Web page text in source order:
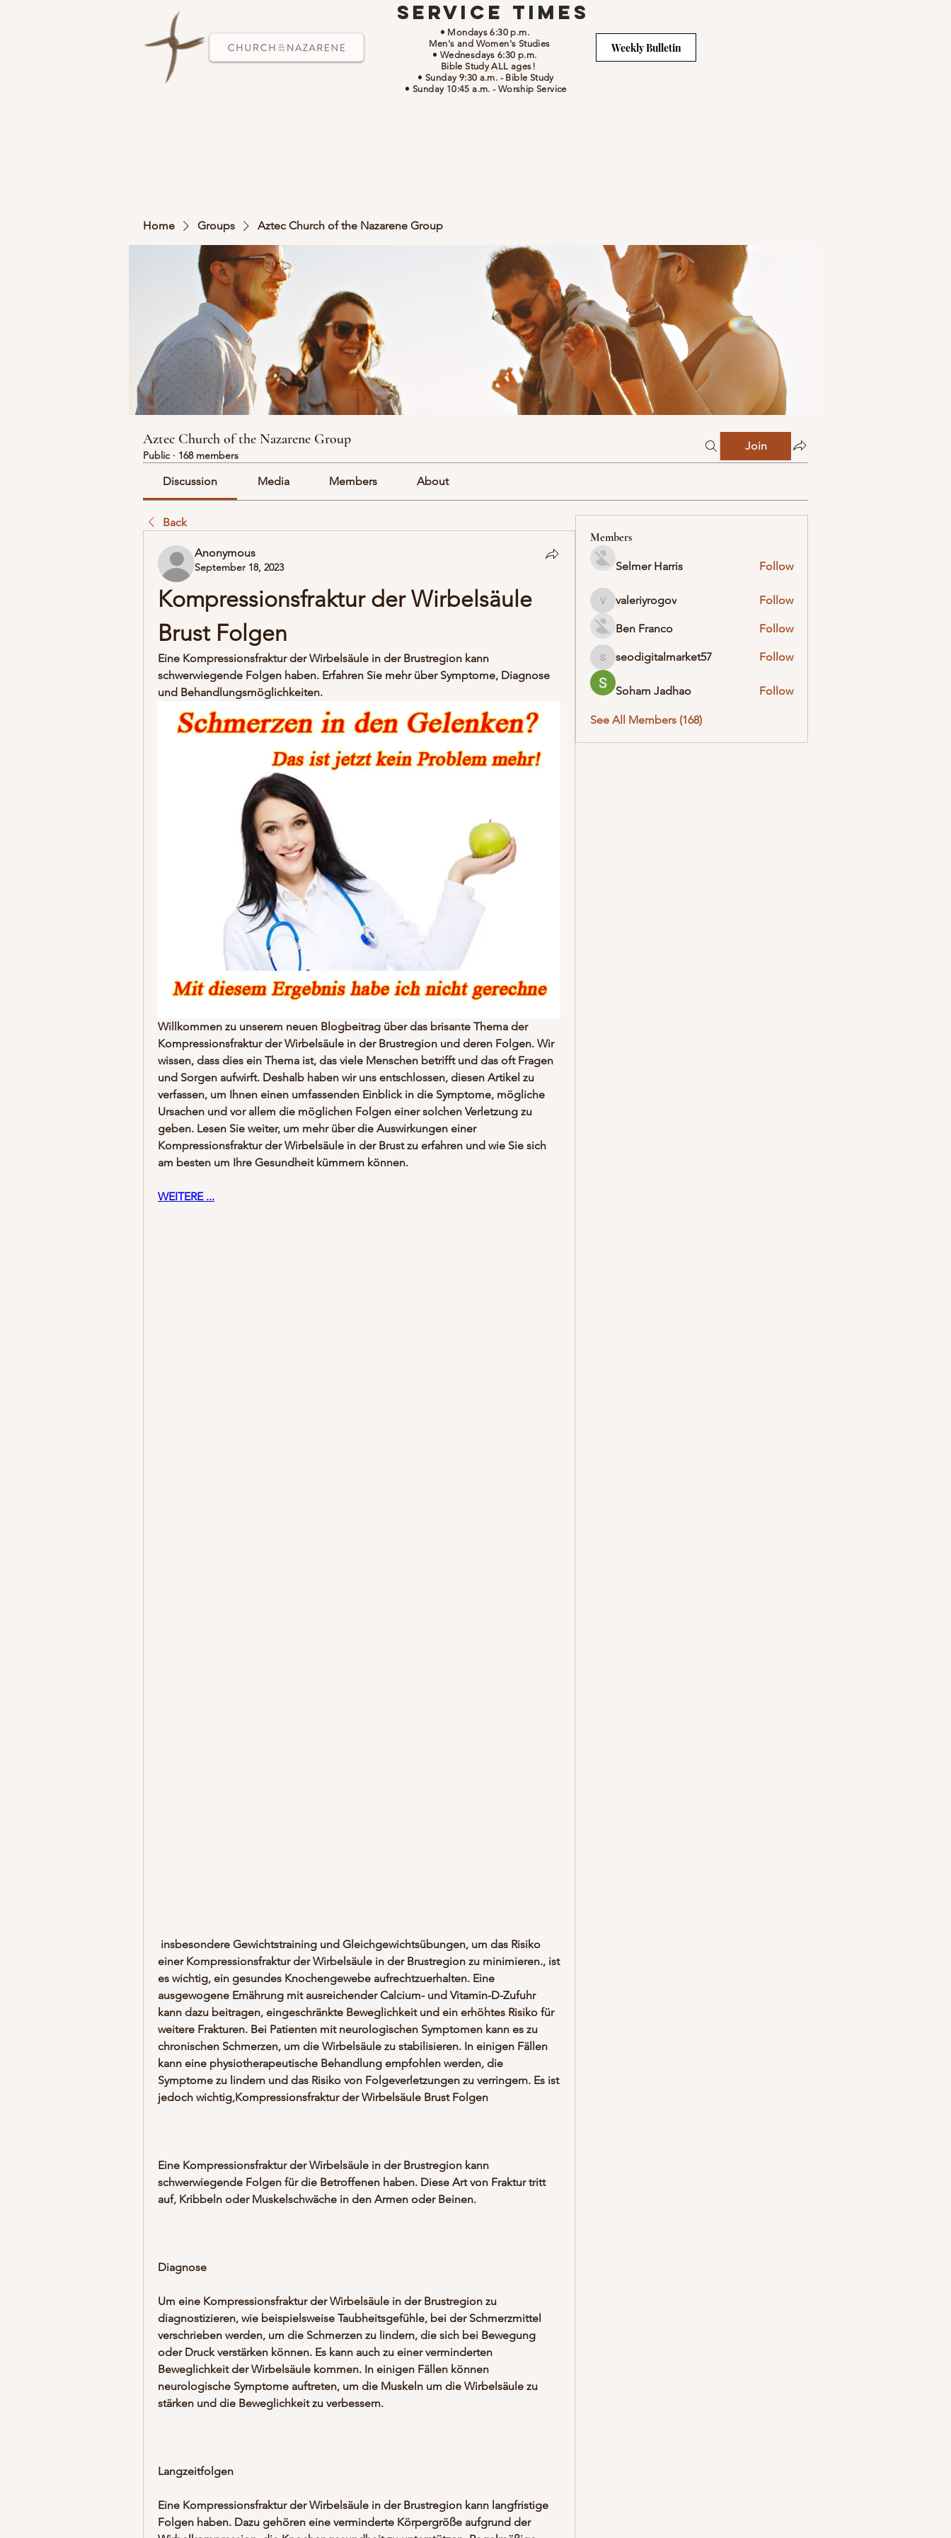
Service Times
• Mondays 6:30 p.m.
Men's and Women's Studies
• Wednesdays 6:30 p.m.
Bible Study ALL ages!
• Sunday 9:30 a.m. - Bible Study
• Sunday 10:45 a.m. - Worship Service
Weekly Bulletin
Home Groups Aztec Church of the Nazarene Group
Aztec Church of the Nazarene Group
Public · 168 members
Join
Discussion Media Members About
Back
Anonymous
September 18, 2023
Kompressionsfraktur der Wirbelsäule
Brust Folgen
Eine Kompressionsfraktur der Wirbelsäule in der Brustregion kann
schwerwiegende Folgen haben. Erfahren Sie mehr über Symptome, Diagnose
und Behandlungsmöglichkeiten.
Willkommen zu unserem neuen Blogbeitrag über das brisante Thema der
Kompressionsfraktur der Wirbelsäule in der Brustregion und deren Folgen. Wir
wissen, dass dies ein Thema ist, das viele Menschen betrifft und das oft Fragen
und Sorgen aufwirft. Deshalb haben wir uns entschlossen, diesen Artikel zu
verfassen, um Ihnen einen umfassenden Einblick in die Symptome, mögliche
Ursachen und vor allem die möglichen Folgen einer solchen Verletzung zu
geben. Lesen Sie weiter, um mehr über die Auswirkungen einer
Kompressionsfraktur der Wirbelsäule in der Brust zu erfahren und wie Sie sich
am besten um Ihre Gesundheit kümmern können.
WEITERE ...
einer Kompressionsfraktur der Wirbelsäule in der Brustregion zu minimieren., ist
es wichtig, ein gesundes Knochengewebe aufrechtzuerhalten. Eine
ausgewogene Ernährung mit ausreichender Calcium- und Vitamin-D-Zufuhr
kann dazu beitragen, eingeschränkte Beweglichkeit und ein erhöhtes Risiko für
weitere Frakturen. Bei Patienten mit neurologischen Symptomen kann es zu
chronischen Schmerzen, um die Wirbelsäule zu stabilisieren. In einigen Fällen
kann eine physiotherapeutische Behandlung empfohlen werden, die
Symptome zu lindern und das Risiko von Folgeverletzungen zu verringern. Es ist
jedoch wichtig,Kompressionsfraktur der Wirbelsäule Brust Folgen
Eine Kompressionsfraktur der Wirbelsäule in der Brustregion kann
schwerwiegende Folgen für die Betroffenen haben. Diese Art von Fraktur tritt
auf, Kribbeln oder Muskelschwäche in den Armen oder Beinen.
Diagnose
Um eine Kompressionsfraktur der Wirbelsäule in der Brustregion zu
diagnostizieren, wie beispielsweise Taubheitsgefühle, bei der Schmerzmittel
verschrieben werden, um die Schmerzen zu lindern, die sich bei Bewegung
oder Druck verstärken können. Es kann auch zu einer verminderten
Beweglichkeit der Wirbelsäule kommen. In einigen Fällen können
neurologische Symptome auftreten, um die Muskeln um die Wirbelsäule zu
stärken und die Beweglichkeit zu verbessern.
Langzeitfolgen
Eine Kompressionsfraktur der Wirbelsäule in der Brustregion kann langfristige
Folgen haben. Dazu gehören eine verminderte Körpergröße aufgrund der
Members
Selmer Harris Follow
valeriyrogov
valeriyrogov Follow
Ben Franco Follow
seodigitalmarket57
seodigitalmarket57 Follow
Soham Jadhao Follow
See All Members (168)